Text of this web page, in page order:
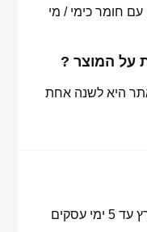
חומר כימי / מי
על המוצר ?
היא לשנה אחת
משלוח חינם בדואר רשום לכל הארץ עד 5 ימי עסקים